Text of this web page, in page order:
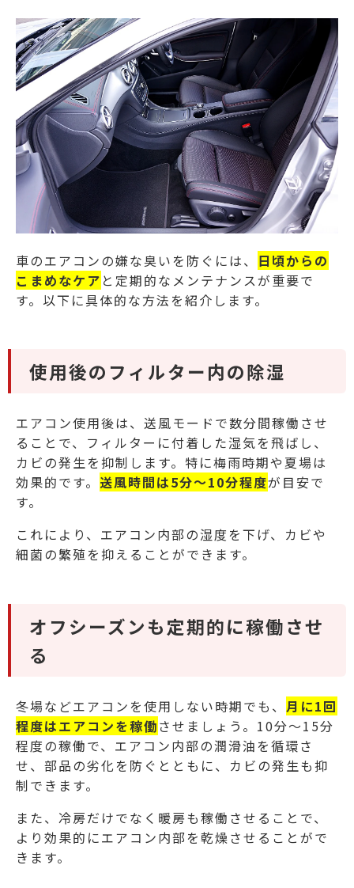
車のエアコンの嫌な臭いを防ぐには、 日頃からの
こまめなケア と定期的なメンテナンスが重要で
す。以下に具体的な方法を紹介します。
使用後のフィルター内の除湿
エアコン使用後は、送風モードで数分間稼働させ
ることで、フィルターに付着した湿気を飛ばし、
カビの発生を抑制します。特に梅雨時期や夏場は
効果的です。 送風時間は5分～10分程度が目安で
す。
これにより、エアコン内部の湿度を下げ、カビや
細菌の繁殖を抑えることができます。
オフシーズンも定期的に稼働させ
る
冬場などエアコンを使用しない時期でも、 月に1回
程度はエアコンを稼働させましょう。10分～15分
程度の稼働で、エアコン内部の潤滑油を循環さ
せ、部品の劣化を防ぐとともに、カビの発生も抑
制できます。
また、冷房だけでなく暖房も稼働させることで、
より効果的にエアコン内部を乾燥させることがで
きます。